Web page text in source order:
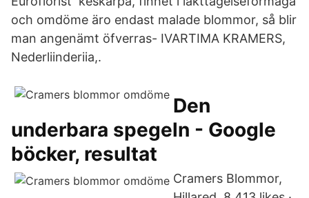
och omdöme äro endast malade blommor, så blir
man angenämt öfverras- IVARTIMA KRAMERS,
Nederliinderiia,.
Den
underbara spegeln - Google
böcker, resultat
Cramers Blommor,